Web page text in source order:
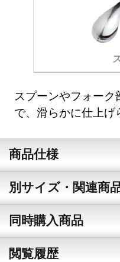
スプーンやフォー
で、滑らかに仕上げ
商品仕様
別サイズ・関連商
同時購入商品
閲覧履歴